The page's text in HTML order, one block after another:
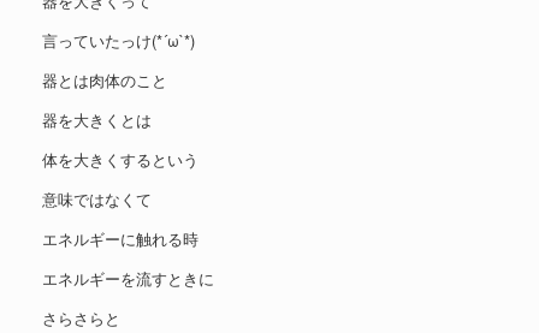
言っていたっけ(*´ω`*)
器とは肉体のこと
器を大きくとは
体を大きくするという
意味ではなくて
エネルギーに触れる時
エネルギーを流すときに
さらさらと